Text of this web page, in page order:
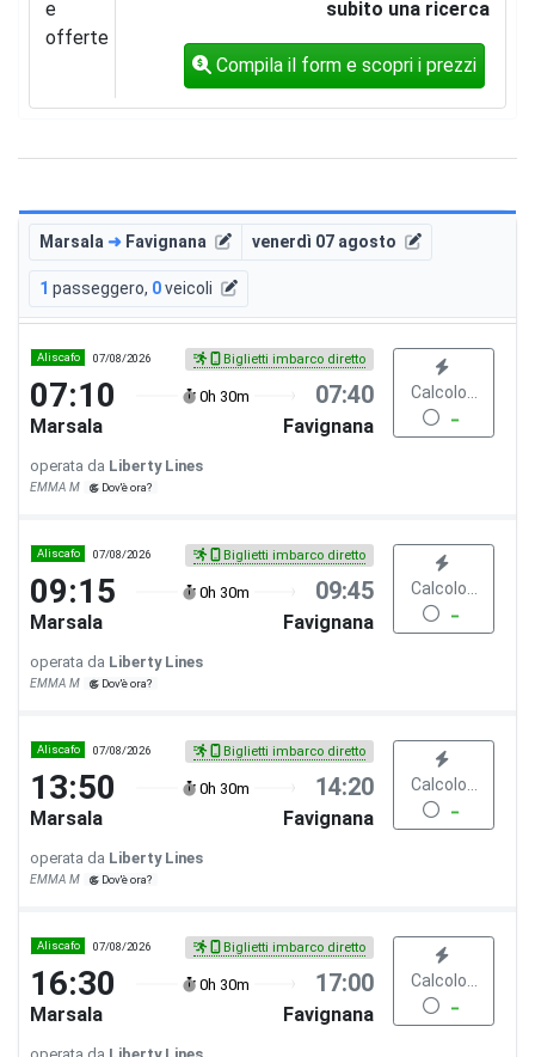
e
offerte
subito una ricerca
Compila il form e scopri i prezzi
Marsala ➜ Favignana venerdì 07 agosto
1 passeggero, 0veicoli
Aliscafo 07/08/2026 Biglietti imbarco diretto
07:10 0h 30m 07:40
Marsala Favignana
Calcolo...
operata da Liberty Lines
EMMA M Dov'è ora?
Aliscafo 07/08/2026 Biglietti imbarco diretto
09:15 0h 30m 09:45
Marsala Favignana
Calcolo...
operata da Liberty Lines
EMMA M Dov'è ora?
Aliscafo 07/08/2026 Biglietti imbarco diretto
13:50 0h 30m 14:20
Marsala Favignana
Calcolo...
operata da Liberty Lines
EMMA M Dov'è ora?
Aliscafo 07/08/2026 Biglietti imbarco diretto
16:30 0h 30m 17:00
Marsala Favignana
Calcolo...